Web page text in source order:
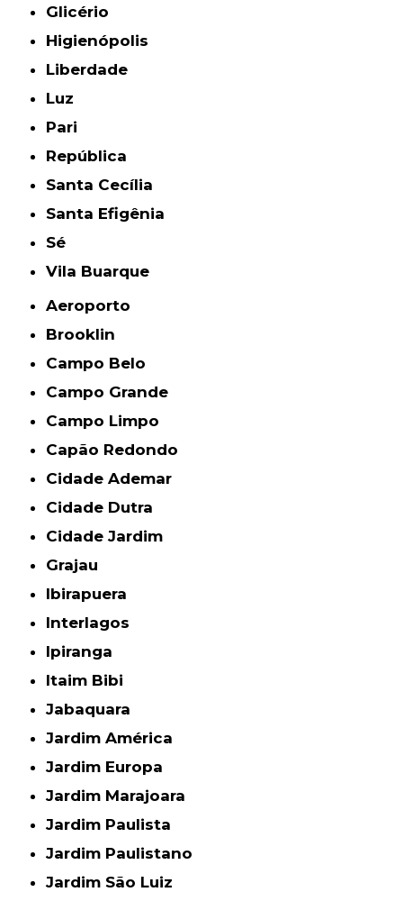
Glicério
Higienópolis
Liberdade
Luz
Pari
República
Santa Cecília
Santa Efigênia
Sé
Vila Buarque
Aeroporto
Brooklin
Campo Belo
Campo Grande
Campo Limpo
Capão Redondo
Cidade Ademar
Cidade Dutra
Cidade Jardim
Grajau
Ibirapuera
Interlagos
Ipiranga
Itaim Bibi
Jabaquara
Jardim América
Jardim Europa
Jardim Marajoara
Jardim Paulista
Jardim Paulistano
Jardim São Luiz